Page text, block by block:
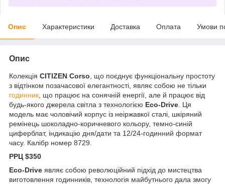
Опис Характеристики Доставка Оплата Умови
Опис
Колекція CITIZEN Corso , що поєднує функціональну простоту
з відтінком позачасової елегантності, являє собою не тільки
годинник , що працює на сонячній енергії, але й працює від
будь-якого джерела світла з технологією Eco-Drive . Ця
модель має чоловічий корпус із неіржавкої сталі, шкіряний
ремінець шоколадно-коричневого кольору, темно-синій
циферблат, індикацію дня/дати та 12/24-годинний формат
часу. Калібр номер 8729.
РРЦ $350
Eco-Drive являє собою революційний підхід до мистецтва
виготовлення годинників, технологія майбутнього дала змогу